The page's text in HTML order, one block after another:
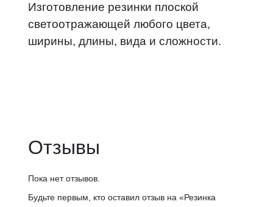
Изготовление резинки плоской
светоотражающей любого цвета,
ширины, длины, вида и сложности.
Отзывы
Пока нет отзывов.
Будьте первым, кто оставил отзыв на «Резинка